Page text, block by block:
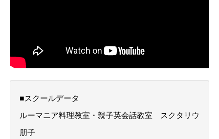
■スクールデータ
ルーマニア料理教室・親子英会話教室 スクタリウ
朋子